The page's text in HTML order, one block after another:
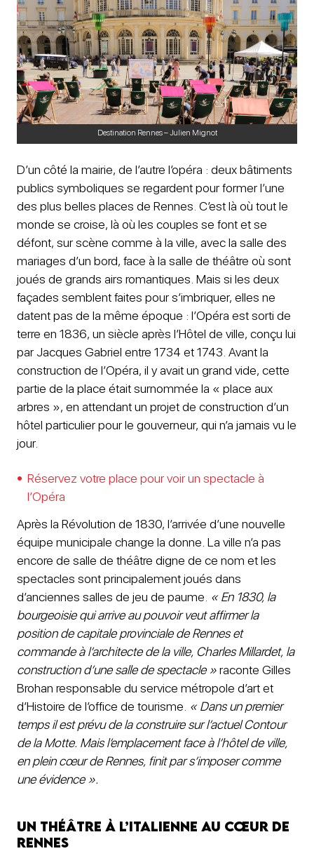
Destination Rennes – Julien Mignot
D’un côté la mairie, de l’autre l’opéra : deux bâtiments
publics symboliques se regardent pour former l’une
des plus belles places de Rennes. C’est là où tout le
monde se croise, là où les couples se font et se
défont, sur scène comme à la ville, avec la salle des
mariages d’un bord, face à la salle de théâtre où sont
joués de grands airs romantiques. Mais si les deux
façades semblent faites pour s’imbriquer, elles ne
datent pas de la même époque : l’Opéra est sorti de
terre en 1836, un siècle après l’Hôtel de ville, conçu lui
par Jacques Gabriel entre 1734 et 1743. Avant la
construction de l’Opéra, il y avait un grand vide, cette
partie de la place était surnommée la « place aux
arbres », en attendant un projet de construction d’un
hôtel particulier pour le gouverneur, qui n’a jamais vu le
jour.
Réservez votre place pour voir un spectacle à
l’Opéra
Après la Révolution de 1830, l’arrivée d’une nouvelle
équipe municipale change la donne. La ville n’a pas
encore de salle de théâtre digne de ce nom et les
spectacles sont principalement joués dans
d’anciennes salles de jeu de paume. « En 1830, la
bourgeoisie qui arrive au pouvoir veut affirmer la
position de capitale provinciale de Rennes et
commande à l’architecte de la ville, Charles Millardet, la
construction d’une salle de spectacle »raconte Gilles
Brohan responsable du service métropole d’art et
d’Histoire de l’office de tourisme. « Dans un premier
temps il est prévu de la construire sur l’actuel Contour
de la Motte. Mais l’emplacement face à l’hôtel de ville,
en plein cœur de Rennes, finit par s’imposer comme
une évidence ».
Un théâtre à l’italienne au cœur de
Rennes